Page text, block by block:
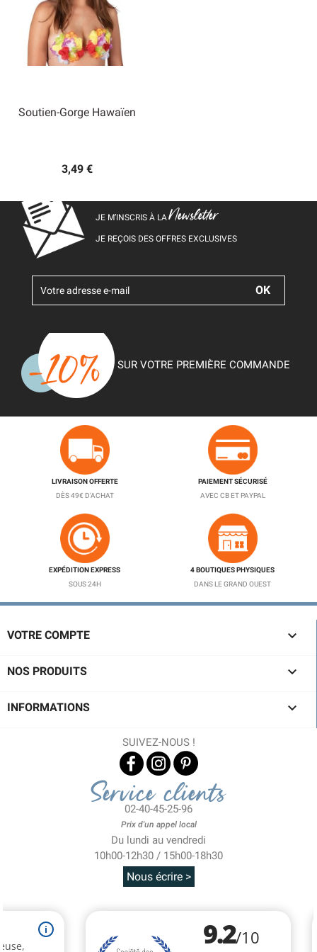
Soutien-Gorge Hawaïen
3,49 €
JE M’INSCRIS À LANewsletter
JE REÇOIS DES OFFRES EXCLUSIVES
SUR VOTRE PREMIÈRE COMMANDE
LIVRAISON OFFERTE
DÈS 49€ D'ACHAT
PAIEMENT SÉCURISÉ
AVEC CB ET PAYPAL
EXPÉDITION EXPRESS
SOUS 24H
4 BOUTIQUES PHYSIQUES
DANS LE GRAND OUEST
VOTRE COMPTE 
NOS PRODUITS 
INFORMATIONS 
SUIVEZ-NOUS !
Service clients
02-40-45-25-96
Prix d'un appel local
Du lundi au vendredi
10h00-12h30 / 15h00-18h30
Nous écrire >